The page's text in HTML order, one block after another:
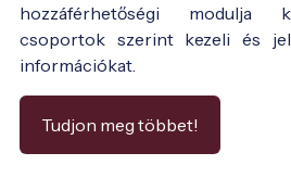
hozzáférhetőségi modulja
csoportok szerint kezeli és
információkat.
Tudjon meg többet!